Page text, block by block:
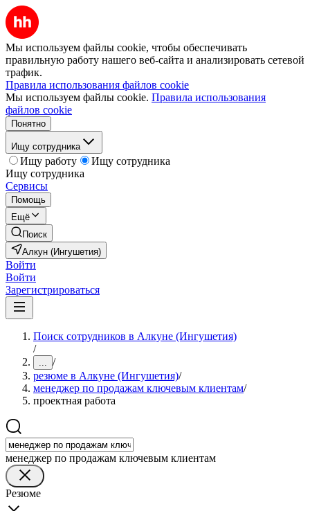
Мы используем файлы cookie, чтобы обеспечивать
правильную работу нашего веб-сайта и анализировать сетевой
трафик.
Правила использования файлов cookie
Мы используем файлы cookie. Правила использования
файлов cookie
Понятно
Ищу сотрудника
Ищу работу
Ищу сотрудника
Ищу сотрудника
Сервисы
Помощь
Ещё
Поиск
Алкун (Ингушетия)
Войти
Войти
Зарегистрироваться
Поиск сотрудников в Алкуне (Ингушетия)
/
... /
резюме в Алкуне (Ингушетия)/
менеджер по продажам ключевым клиентам/
проектная работа
менеджер по продажам ключевым клиентам
Резюме